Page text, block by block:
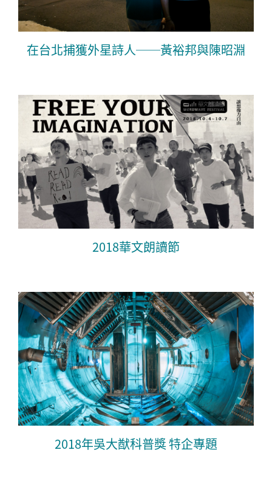
在台北捕獲外星詩人──黃裕邦與陳昭淵
2018華文朗讀節
2018年吳大猷科普獎 特企專題